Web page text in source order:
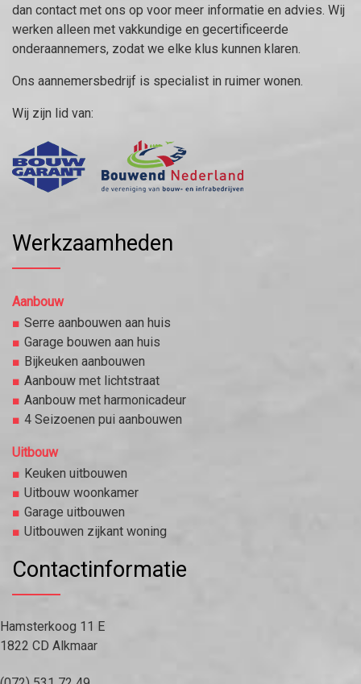
dan contact met ons op voor meer informatie en advies. Wij
werken alleen met vakkundige en gecertificeerde
onderaannemers, zodat we elke klus kunnen klaren.
Ons aannemersbedrijf is specialist in ruimer wonen.
Wij zijn lid van:
Werkzaamheden
Aanbouw
Serre aanbouwen aan huis
Garage bouwen aan huis
Bijkeuken aanbouwen
Aanbouw met lichtstraat
Aanbouw met harmonicadeur
4 Seizoenen pui aanbouwen
Uitbouw
Keuken uitbouwen
Uitbouw woonkamer
Garage uitbouwen
Uitbouwen zijkant woning
Contactinformatie
Hamsterkoog 11 E
1822 CD Alkmaar